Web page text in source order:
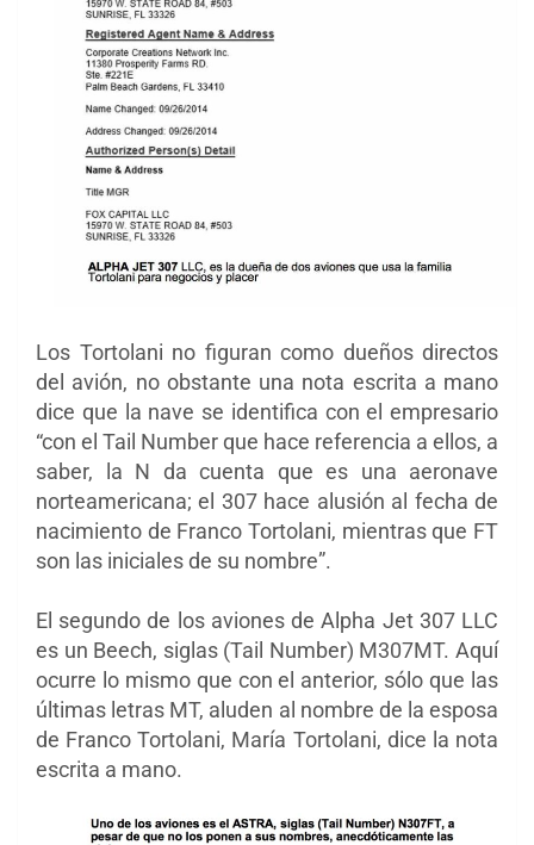
Los Tortolani no figuran como dueños directos
del avión, no obstante una nota escrita a mano
dice que la nave se identifica con el empresario
“con el Tail Number que hace referencia a ellos, a
saber, la N da cuenta que es una aeronave
norteamericana; el 307 hace alusión al fecha de
nacimiento de Franco Tortolani, mientras que FT
son las iniciales de su nombre”.
El segundo de los aviones de Alpha Jet 307 LLC
es un Beech, siglas (Tail Number) M307MT. Aquí
ocurre lo mismo que con el anterior, sólo que las
últimas letras MT, aluden al nombre de la esposa
de Franco Tortolani, María Tortolani, dice la nota
escrita a mano.